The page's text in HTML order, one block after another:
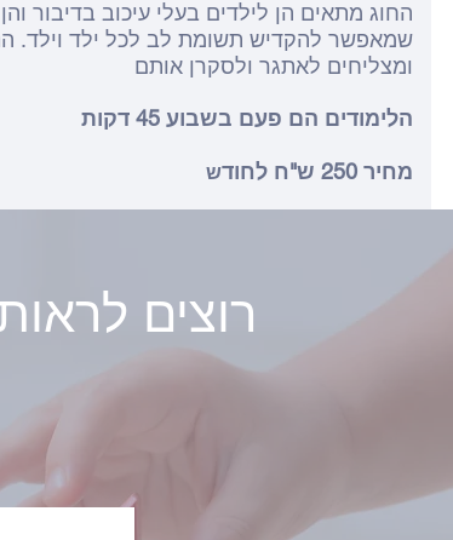
שמאפשר להקדיש תשומת לב לכל ילד וילד.
ומצליחים לאתגר ולסקרן אותם
הלימודים הם פעם בשבוע 45 דקות
מחיר 250 ש"ח לחוד ש
? רוצים